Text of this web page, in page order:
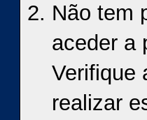
Não tem
aceder a
Verifique
realizar